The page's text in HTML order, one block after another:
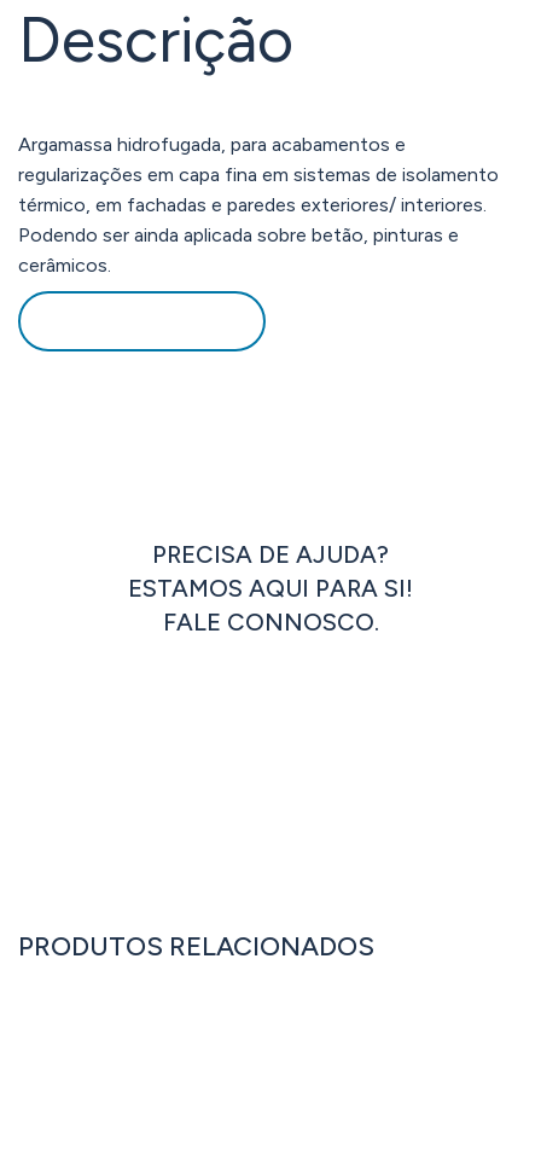
Descrição
Argamassa hidrofugada, para acabamentos e
regularizações em capa fina em sistemas de isolamento
térmico, em fachadas e paredes exteriores/ interiores.
Podendo ser ainda aplicada sobre betão, pinturas e
cerâmicos.
PRECISA DE AJUDA?
ESTAMOS AQUI PARA SI!
FALE CONNOSCO.
PRODUTOS RELACIONADOS